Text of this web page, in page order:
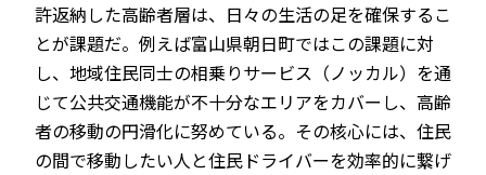
許返納した高齢者層は、日々の生活の足を確保するこ
とが課題だ。例えば富山県朝日町ではこの課題に対
し、地域住民同士の相乗りサービス（ノッカル）を通
じて公共交通機能が不十分なエリアをカバーし、高齢
者の移動の円滑化に努めている。その核心には、住民
の間で移動したい人と住民ドライバーを効率的に繋げ